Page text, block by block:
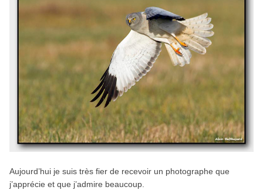
Aujourd’hui je suis très fier de recevoir un photographe que
j’apprécie et que j’admire beaucoup.